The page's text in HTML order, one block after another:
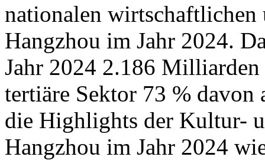
nationalen
Hangzhou im Jahr 2024.
Jahr 2024 2.186
tertiäre Sektor 73 % davon
die Highlights der Kultur-
Hangzhou im Jahr 2024